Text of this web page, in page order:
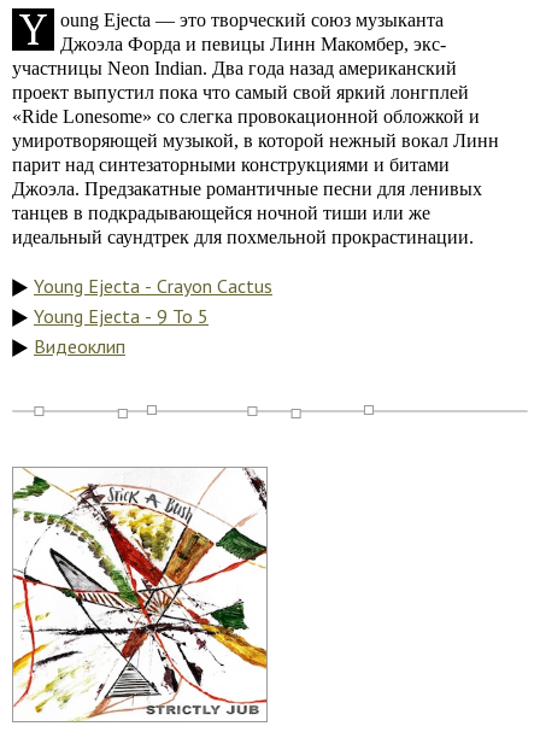
Y
oung Ejecta — это творческий союз музыканта
Джоэла Форда и певицы Линн Макомбер, экс-
участницы Neon Indian. Два года назад американский
проект выпустил пока что самый свой яркий лонгплей
«Ride Lonesome» со слегка провокационной обложкой и
умиротворяющей музыкой, в которой нежный вокал Линн
парит над синтезаторными конструкциями и битами
Джоэла. Предзакатные романтичные песни для ленивых
танцев в подкрадывающейся ночной тиши или же
идеальный саундтрек для похмельной прокрастинации.
Young Ejecta - Crayon Cactus
Young Ejecta - 9 To 5
Видеоклип